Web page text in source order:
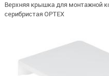
Верхняя крышка для монтажной
серибристая OPTEX